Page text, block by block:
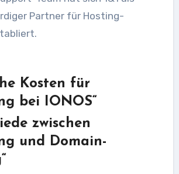
Partner für Hosting-
Kosten für
bei IONOS“
zwischen
und Domain-